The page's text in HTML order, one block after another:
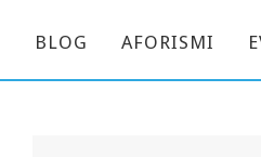
BLOG AFORISMI